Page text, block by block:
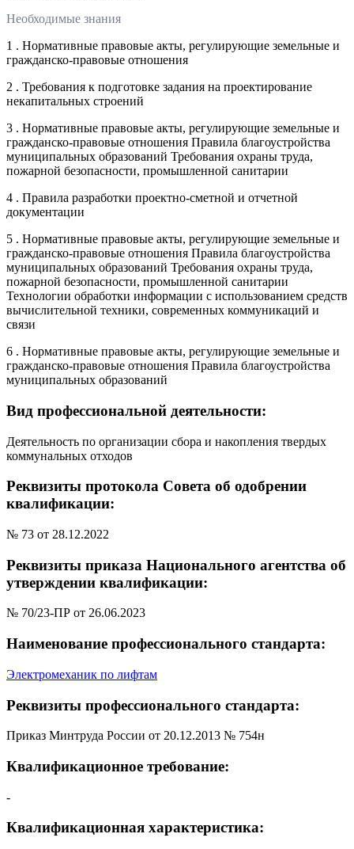
Необходимые знания
1 . Нормативные правовые акты, регулирующие земельные и
гражданско-правовые отношения
2 . Требования к подготовке задания на проектирование
некапитальных строений
3 . Нормативные правовые акты, регулирующие земельные и
гражданско-правовые отношения Правила благоустройства
муниципальных образований Требования охраны труда,
пожарной безопасности, промышленной санитарии
4 . Правила разработки проектно-сметной и отчетной
документации
5 . Нормативные правовые акты, регулирующие земельные и
гражданско-правовые отношения Правила благоустройства
муниципальных образований Требования охраны труда,
пожарной безопасности, промышленной санитарии
Технологии обработки информации с использованием средств
вычислительной техники, современных коммуникаций и
связи
6 . Нормативные правовые акты, регулирующие земельные и
гражданско-правовые отношения Правила благоустройства
муниципальных образований
Вид профессиональной деятельности:
Деятельность по организации сбора и накопления твердых
коммунальных отходов
Реквизиты протокола Совета об одобрении
квалификации:
№ 73 от 28.12.2022
Реквизиты приказа Национального агентства об
утверждении квалификации:
№ 70/23-ПР от 26.06.2023
Наименование профессионального стандарта:
Электромеханик по лифтам
Реквизиты профессионального стандарта:
Приказ Минтруда России от 20.12.2013 № 754н
Квалификационное требование:
-
Квалификационная характеристика: